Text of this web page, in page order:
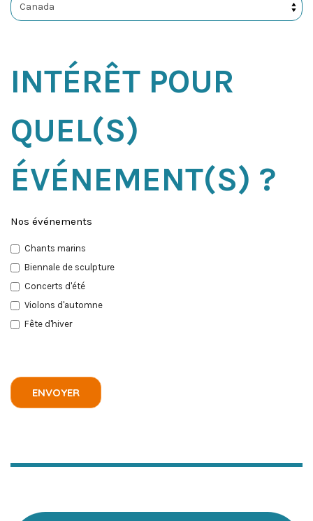
INTÉRÊT POUR
QUEL(S)
ÉVÉNEMENT(S) ?
Nos événements
Chants marins
Biennale de sculpture
Concerts d'été
Violons d'automne
Fête d'hiver
ENVOYER